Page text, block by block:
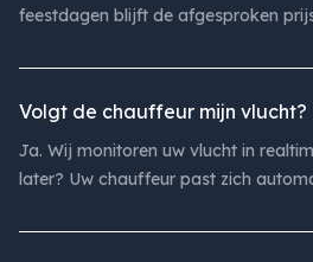
feestdagen blijft de afgesproken
Volgt de chauffeur mijn vlucht?
Ja. Wij monitoren uw vlucht in
later? Uw chauffeur past zich